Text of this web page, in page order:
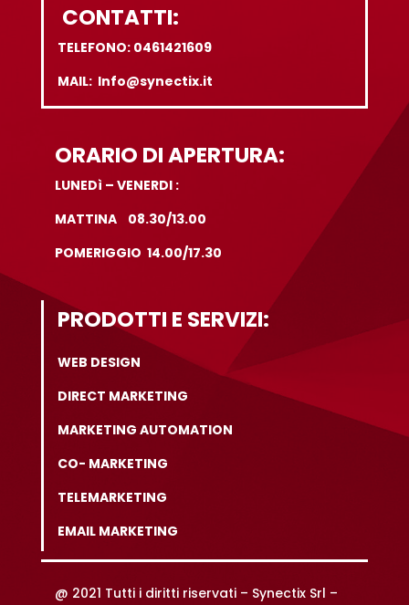
CONTATTI:
TELEFONO: 0461421609
MAIL: Info@synectix.it
ORARIO DI APERTURA:
LUNEDì – VENERDI :
MATTINA 08.30/13.00
POMERIGGIO 14.00/17.30
PRODOTTI E SERVIZI:
WEB DESIGN
DIRECT MARKETING
MARKETING AUTOMATION
CO- MARKETING
TELEMARKETING
EMAIL MARKETING
@ 2021 Tutti i diritti riservati – Synectix Srl –